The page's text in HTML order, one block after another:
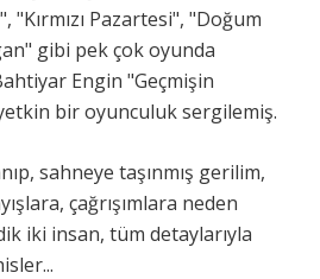
Pazartesi", "Doğum
gibi pek çok oyunda
Engin "Geçmişin
bir oyunculuk sergilemiş.
sahneye taşınmış gerilim,
çağrışımlara neden
iki insan, tüm detaylarıyla